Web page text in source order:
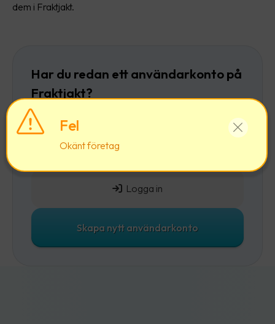
Fel
Okänt företag
dem i Fraktjakt.
Har du redan ett användarkonto på
Fraktjakt?
Då rekommenderar vi att du först
och
sedan lägger till ett företag till ditt befintliga
användarkonto.
Logga in
Skapa nytt användarkonto